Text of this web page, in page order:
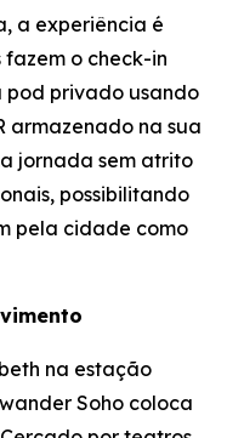
a experiência é
o check-in
pod privado usando
armazenado na sua
jornada sem atrito
possibilitando
pela cidade como
na estação
Soho coloca